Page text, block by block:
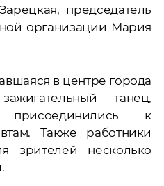
председатель
организации Мария
в центре города
танец,
к
Также работники
зрителей несколько